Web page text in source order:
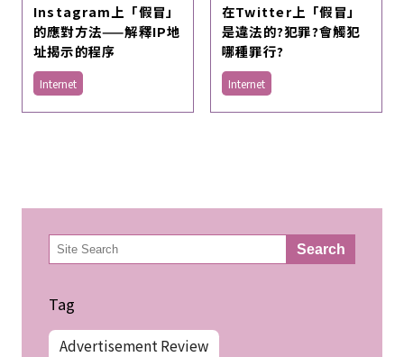
Instagram上「假冒」
的應對方法——解釋IP地
址揭示的程序
Internet
在Twitter上「假冒」
是違法的?犯罪?會觸犯
哪種罪行?
Internet
検
索 Search
Tag
Advertisement Review